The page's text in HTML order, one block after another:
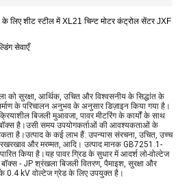
लिए शीट स्टील में XL21 चिन्ट मोटर कंट्रोल सेंटर JXF
सेवाएँ
को सुरक्षा, आर्थिक, उचित और विश्वसनीय के सिद्धांत के
के परिचालन अनुभव के अनुसार डिज़ाइन किया गया है।
बिजली मुआवजा, पावर मीटरिंग के कार्यों के साथ
है।उसी समय उपयोगकर्ताओं की आवश्यकताओं के
है।उत्पाद के कई लाभ हैं: उपन्यास संरचना, उचित, उच्च
रखरखाव और मरम्मत, आदि। उत्पाद मानक GB7251.1-
किया है।यह पावर ग्रिड के सुधार में आदर्श लो-वोल्टेज
- JP श्रंखला बिजली वितरण, पैमाइश, सुरक्षा और
0.4 kV वोल्टेज ग्रेड के लिए उपयुक्त है।